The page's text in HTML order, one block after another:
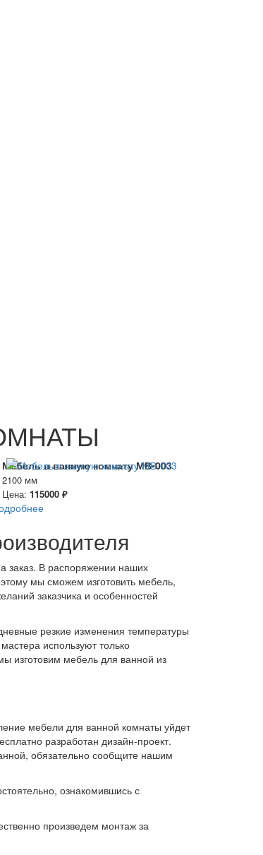
Мебель в ванную комнату МВ-003
2100 мм
Цена:115000 ₽
заказ. В распоряжении наших
мы сможем изготовить мебель,
заказчика и особенностей
резкие изменения температуры
используют только
изготовим мебель для ванной из
мебели для ванной комнаты уйдет
разработан дизайн-проект.
обязательно сообщите нашим
ознакомившись с
произведем монтаж за